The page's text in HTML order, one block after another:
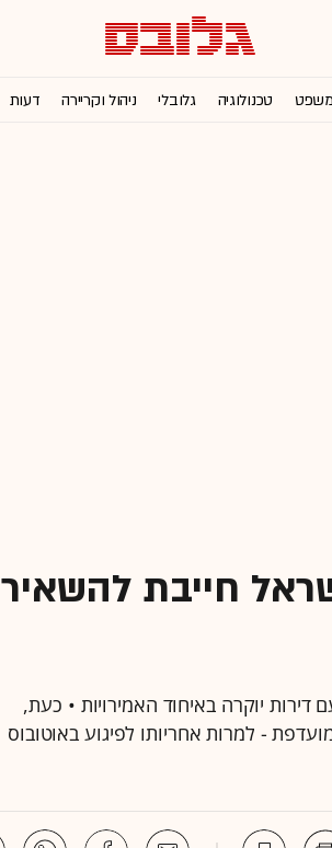
משפט טכנולוגיה גלובלי ניהול וקריירה דעות
חייבת להשאיר
יוקרה באיחוד האמירויות • כעת,
- למרות אחריותו לפיגוע באוטובוס